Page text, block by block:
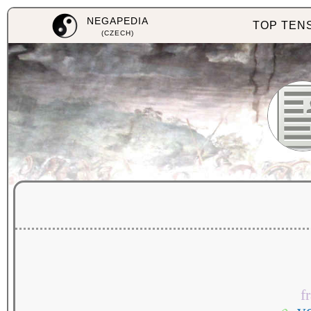
NEGAPEDIA
(CZECH)
TOP